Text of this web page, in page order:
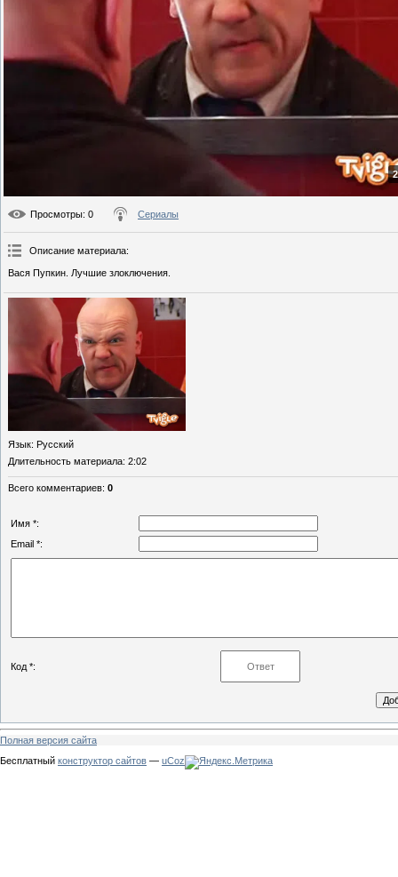
Просмотры: 0 Сериалы
Описание материала:
Вася Пупкин. Лучшие злоключения.
Язык: Русский
Длительность материала: 2:02
Всего комментариев: 0
Имя *:
Email *:
Код *:
Полная версия сайта
Бесплатный конструктор сайтов — uCoz